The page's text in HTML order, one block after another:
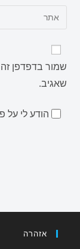
שמור בדפדפן
שאגיב.
הודע לי על
אזהרה